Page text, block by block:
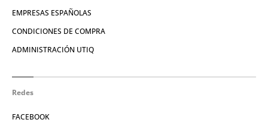
EMPRESAS ESPAÑOLAS
CONDICIONES DE COMPRA
ADMINISTRACIÓN UTIQ
Redes
FACEBOOK